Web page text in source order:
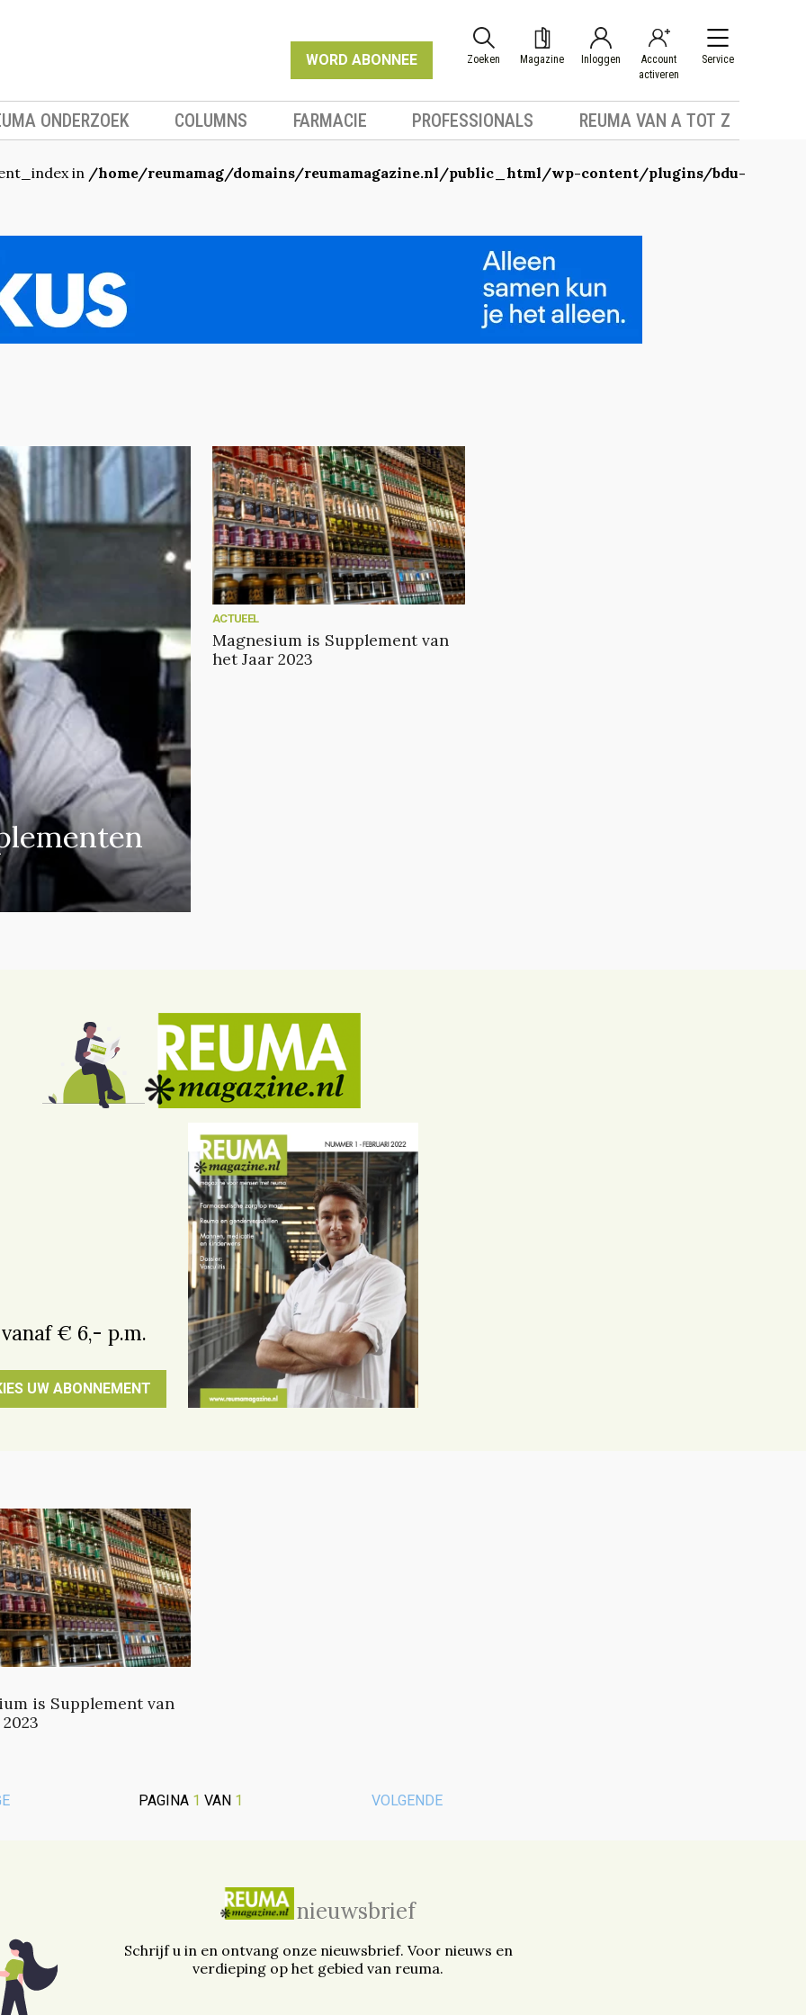
WORD ABONNEE Zoeken Magazine Inloggen
Account
activeren
Service
ONDERZOEK COLUMNS FARMACIE PROFESSIONALS REUMA VAN A TOT Z
in /home/reumamag/domains/reumamagazine.nl/public_html/wp-content/plugins/bdu-
ACTUEEL
Magnesium is Supplement van
het Jaar 2023
€ 6,- p.m.
UW ABONNEMENT
is Supplement van
PAGINA 1 VAN 1 VOLGENDE
nieuwsbrief
Schrijf u in en ontvang onze nieuwsbrief. Voor nieuws en
verdieping op het gebied van reuma.